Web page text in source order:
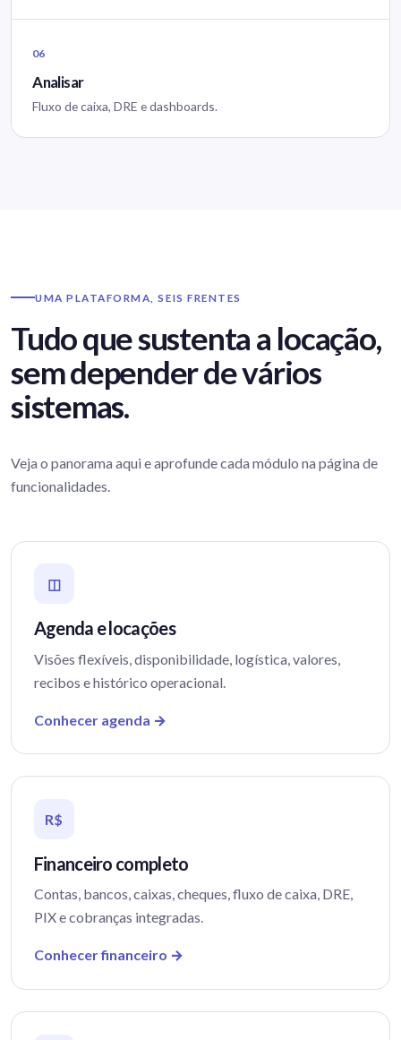
06
Analisar
Fluxo de caixa, DRE e dashboards.
UMA PLATAFORMA, SEIS FRENTES
Tudo que sustenta a locação,
sem depender de vários
sistemas.
Veja o panorama aqui e aprofunde cada módulo na página de
funcionalidades.
◫
Agenda e locações
Visões flexíveis, disponibilidade, logística, valores,
recibos e histórico operacional.
Conhecer agenda →
R$
Financeiro completo
Contas, bancos, caixas, cheques, fluxo de caixa, DRE,
PIX e cobranças integradas.
Conhecer financeiro →